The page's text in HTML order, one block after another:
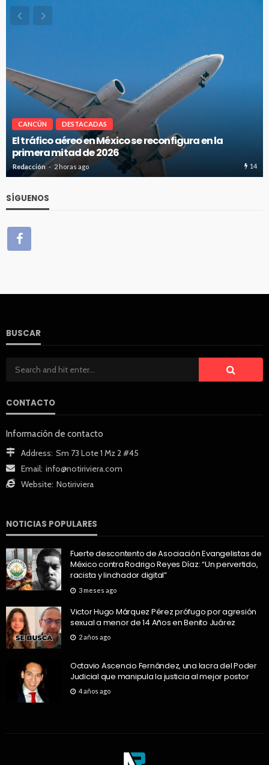
CANCÚN DESTACADAS
Cancún-Toronto lidera tráfico aéreo internacional
del Caribe Mexicano
Redacción 2 horas ago
SÍGUENOS
BUSCAR
CONTACTO
Información de contacto
Address: Sm 73 Lote 1 Mz 2 #45
Email: info@notiriviera.com
Website: Notiriviera
NOTICIAS POPULARES
Fuerte descontento de Asociación Evangelistas de
México contra Rodrigo Reyes Díaz: “Un pervertido,
racista y linchador digital”
3 meses ago
Victor Hugo Márquez Pérez prófugo por agresión
sexual a menor de 14 Años en Benito Juárez
2 años ago
Octavio Ascencio Fernández, una lacra del Poder
Judicial que manipula la justicia al mejor postor
4 años ago